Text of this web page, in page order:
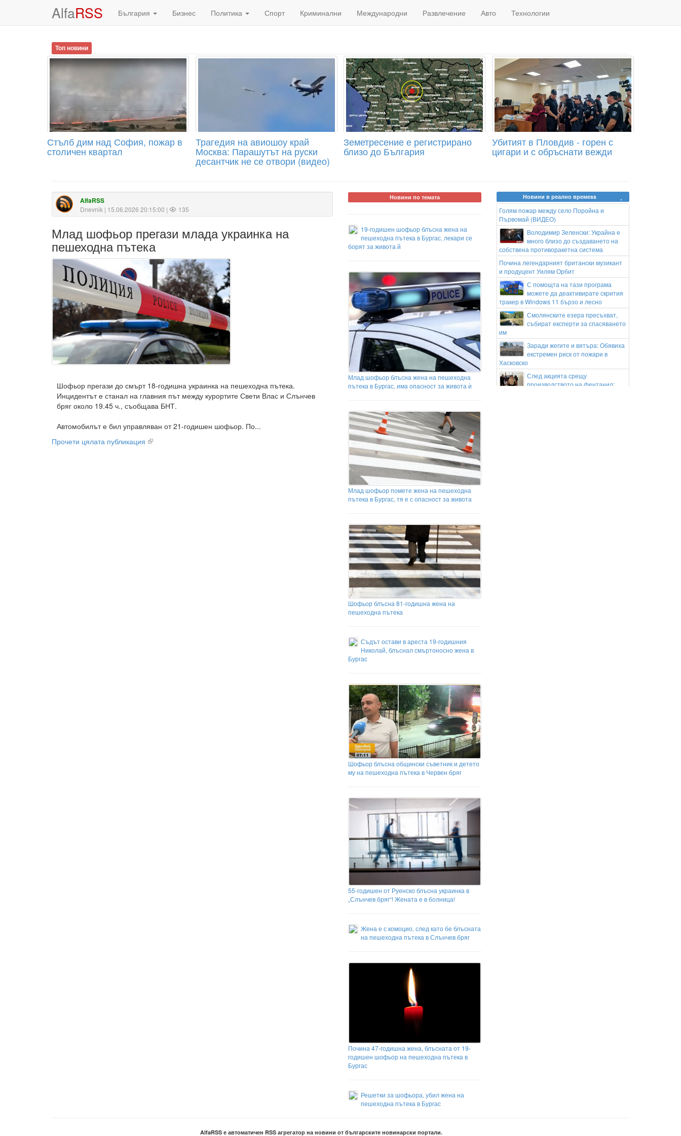
AlfaRSS България Бизнес Политика Спорт Криминални Международни Развлечение Авто Технологии
Топ новини
Стълб дим над София, пожар в
столичен квартал
Трагедия на авиошоу край
Москва: Парашутът на руски
десантчик не се отвори (видео)
Земетресение е регистрирано
близо до България
Убитият в Пловдив - горен с
цигари и с обръснати вежди
AlfaRSS
Dnevnik | 15.06.2026 20:15:00 | 135
Млад шофьор прегази млада украинка на
пешеходна пътека
Шофьор прегази до смърт 18-годишна украинка на пешеходна пътека.
Инцидентът е станал на главния път между курортите Свети Влас и Слънчев
бряг около 19.45 ч., съобщава БНТ.
Автомобилът е бил управляван от 21-годишен шофьор. По...
Прочети цялата публикация
Новини по темата
19-годишен шофьор блъсна жена на
пешеходна пътека в Бургас, лекари се
борят за живота й
Млад шофьор блъсна жена на пешеходна
пътека в Бургас, има опасност за живота ѝ
Млад шофьор помете жена на пешеходна
пътека в Бургас, тя е с опасност за живота
Шофьор блъсна 81-годишна жена на
пешеходна пътека
Съдът остави в ареста 19-годишния
Николай, блъснал смъртоносно жена в
Бургас
Шофьор блъсна общински съветник и детето
му на пешеходна пътека в Червен бряг
55-годишен от Руенско блъсна украинка в
„Слънчев бряг“! Жената е в болница!
Жена е с комоцио, след като бе блъсната
на пешеходна пътека в Слънчев бряг
Почина 47-годишна жена, блъсната от 19-
годишен шофьор на пешеходна пътека в
Бургас
Решетки за шофьора, убил жена на
пешеходна пътека в Бургас
Новини в реално времеss
Голям пожар между село Поройна и
Първомай (ВИДЕО)
Володимир Зеленски: Украйна е
много близо до създаването на
собствена противоракетна система
Почина легендарният британски музикант
и продуцент Уилям Орбит
С помощта на тази програма
можете да деактивирате скрития
тракер в Windows 11 бързо и лесно
Смолянските езера пресъхват,
събират експерти за спасяването
им
Заради жегите и вятъра: Обявиха
екстремен риск от пожари в
Хасковско
След акцията срещу
производството на фентанил:
AlfaRSS е автоматичен RSS агрегатор на новини от българските новинарски портали.